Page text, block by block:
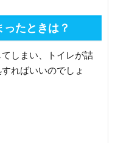
ったときは？
しまい、トイレが詰
ればいいのでしょ